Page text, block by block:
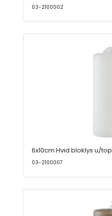
03-2100002
6x10cm Hvid bloklys u/top
03-2100007